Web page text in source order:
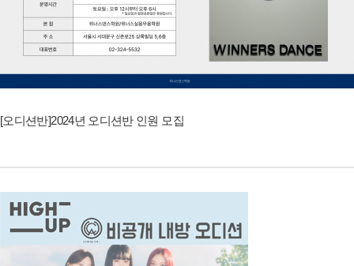
[오디션반]2024년 오디션반 인원 모집